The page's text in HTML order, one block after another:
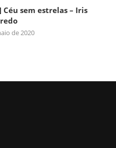
Céu sem estrelas – Iris
de 2020